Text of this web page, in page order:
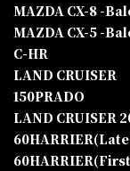
MAZDA CX-8 -
MAZDA CX-5 -
C-HR
LAND CRUISER
150PRADO
LAND CRUISER